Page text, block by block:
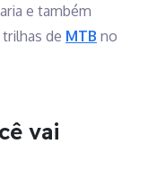
e também
de MTB no
vai